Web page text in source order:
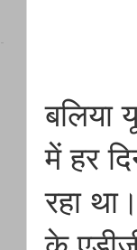
बलिया
में हर
रहा